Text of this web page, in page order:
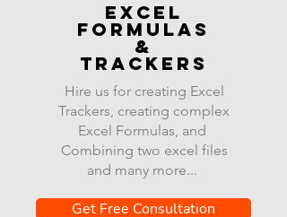
Excel
FOrmulas
&
Trackers
Hire us for creating Excel
Trackers, creating complex
Excel Formulas, and
Combining two excel files
and many more...
Get Free Consultation